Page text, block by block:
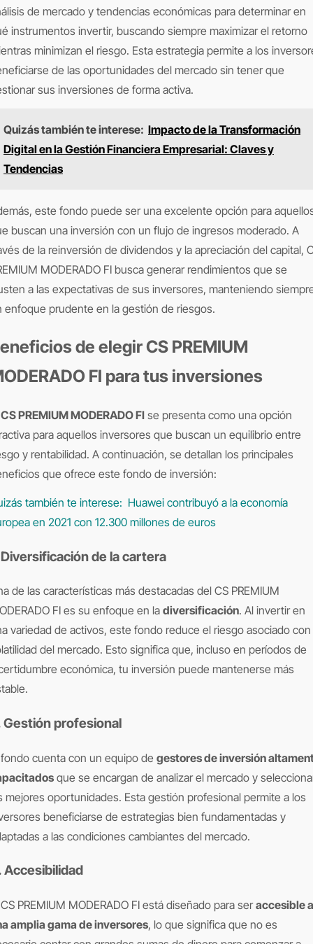
de mercado y tendencias económicas para determinar en
instrumentos invertir, buscando siempre maximizar el retorno
minimizan el riesgo. Esta estrategia permite a los
de las oportunidades del mercado sin tener que
sus inversiones de forma activa.
Quizás también te interese: Impacto de la Transformación
Digital en la Gestión Financiera Empresarial: Claves y
Tendencias
este fondo puede ser una excelente opción para
buscan una inversión con un flujo de ingresos moderado. A
de la reinversión de dividendos y la apreciación del capital,
MODERADO FI busca generar rendimientos que se
a las expectativas de sus inversores, manteniendo
enfoque prudente en la gestión de riesgos.
de elegir CS PREMIUM
FI para tus inversiones
CS PREMIUM MODERADO FI se presenta como una opción
para aquellos inversores que buscan un equilibrio entre
y rentabilidad. A continuación, se detallan los principales
que ofrece este fondo de inversión:
también te interese: Huawei contribuyó a la economía
en 2021 con 12.300 millones de euros
Diversificación de la cartera
de las características más destacadas del CS PREMIUM
FI es su enfoque en la diversificación. Al invertir en
variedad de activos, este fondo reduce el riesgo asociado con
del mercado. Esto significa que, incluso en períodos de
económica, tu inversión puede mantenerse más
Gestión profesional
cuenta con un equipo de gestores de inversión
que se encargan de analizar el mercado y
mejores oportunidades. Esta gestión profesional permite a los
beneficiarse de estrategias bien fundamentadas y
a las condiciones cambiantes del mercado.
Accesibilidad
PREMIUM MODERADO FI está diseñado para seraccesible a
amplia gama de inversores, lo que significa que no es